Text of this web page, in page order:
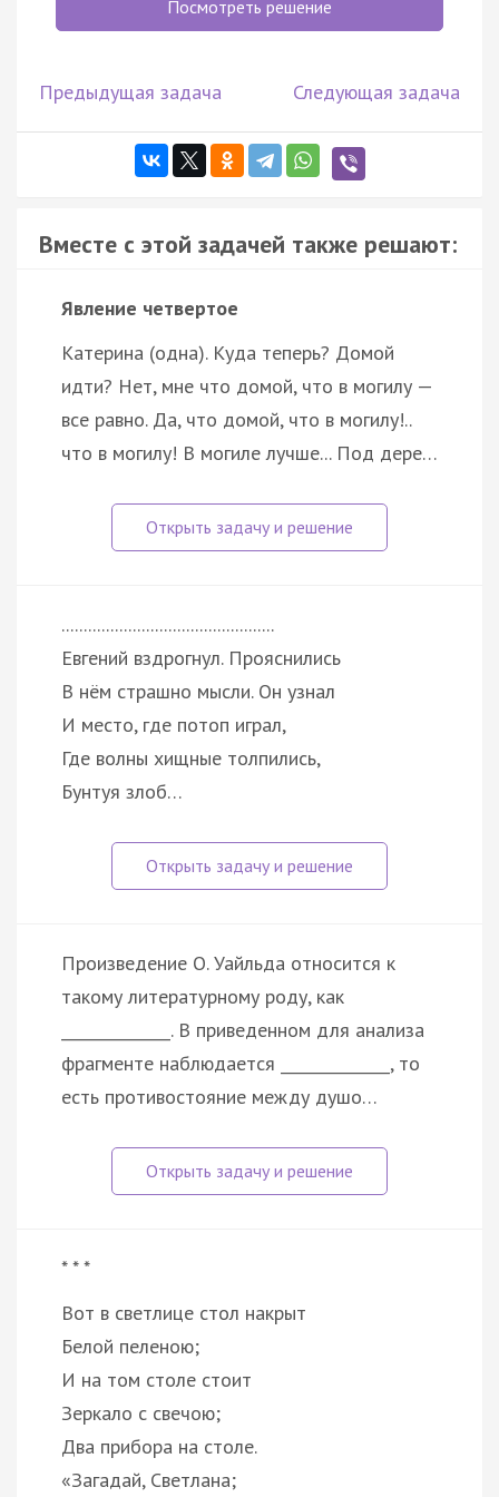
Посмотреть решение
Предыдущая задача Следующая задача
Вместе с этой задачей также решают:
Явление четвертое
Катерина (одна). Куда теперь? Домой
идти? Нет, мне что домой, что в могилу —
все равно. Да, что домой, что в могилу!..
что в могилу! В могиле лучше... Под дере…
................................................
Евгений вздрогнул. Прояснились
В нём страшно мысли. Он узнал
И место, где потоп играл,
Где волны хищные толпились,
Бунтуя злоб…
Произведение О. Уайльда относится к
такому литературному роду, как
______________. В приведенном для анализа
фрагменте наблюдается ______________, то
есть противостояние между душо…
* * *
Вот в светлице стол накрыт
Белой пеленою;
И на том столе стоит
Зеркало с свечою;
Два прибора на столе.
«Загадай, Светлана;